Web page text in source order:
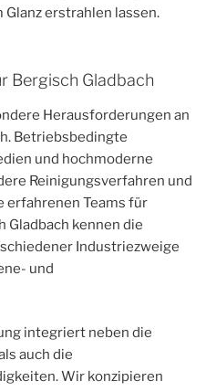
erstrahlen lassen.
Bergisch Gladbach
Herausforderungen an
Betriebsbedingte
und hochmoderne
Reinigungsverfahren und
erfahrenen Teams für
Gladbach kennen die
Industriezweige
und
integriert neben die
auch die
Wir konzipieren